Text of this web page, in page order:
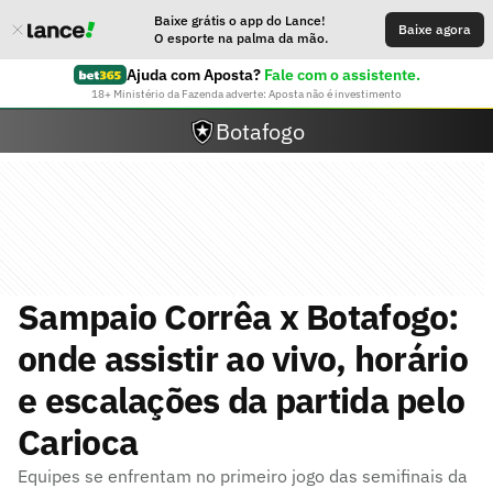
Baixe grátis o app do Lance!
O esporte na palma da mão.
Baixe agora
Ajuda com Aposta? Fale com o assistente.
18+ Ministério da Fazenda adverte: Aposta não é investimento
Botafogo
Sampaio Corrêa x Botafogo:
onde assistir ao vivo, horário
e escalações da partida pelo
Carioca
Equipes se enfrentam no primeiro jogo das semifinais da